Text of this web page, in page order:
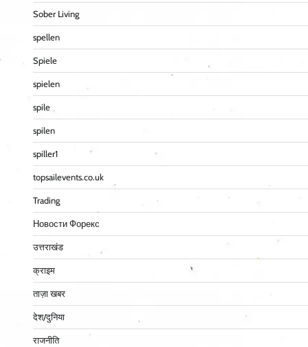
Sober Living
spellen
Spiele
spielen
spile
spilen
spiller1
topsailevents.co.uk
Trading
Новости Форекс
उत्तराखंड
क्राइम
ताज़ा खबर
देश/दुनिया
राजनीति